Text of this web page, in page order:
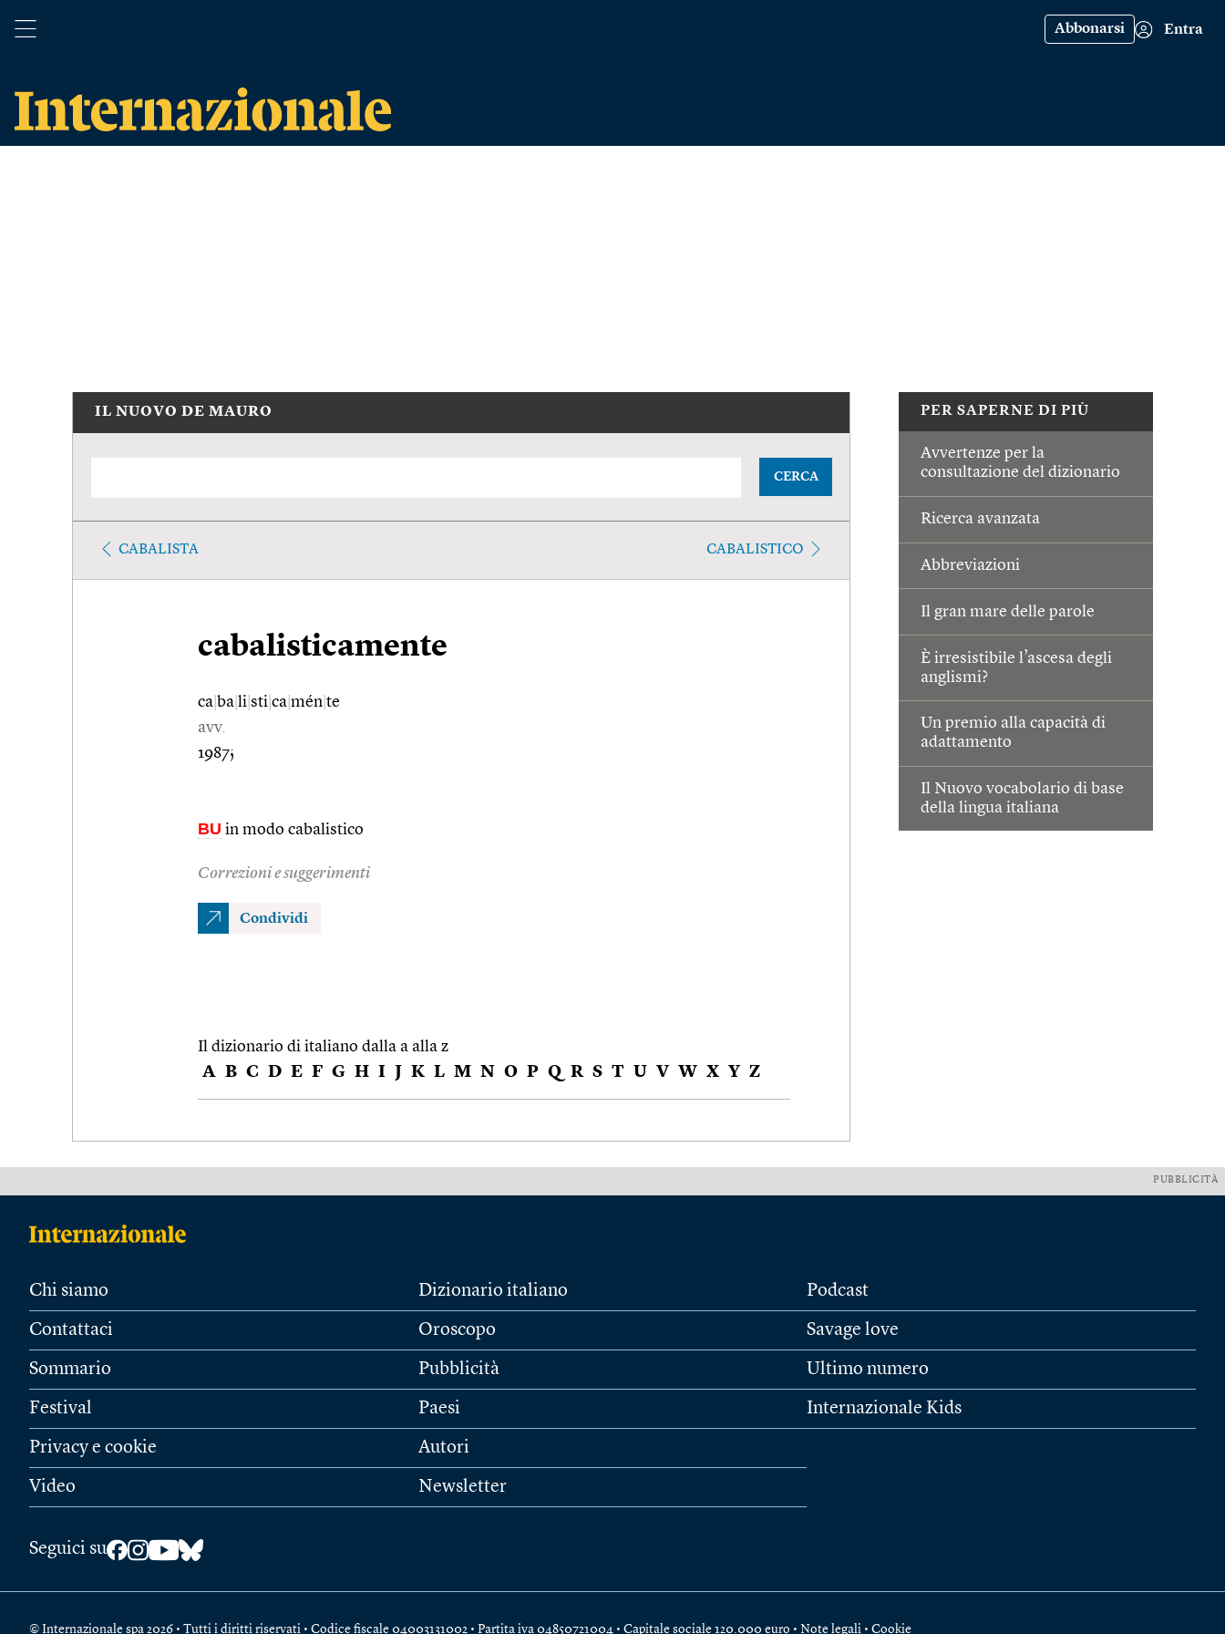
Abbonarsi Entra
PER SAPERNE DI PIÙ
Avvertenze per la
consultazione del dizionario
Ricerca avanzata
Abbreviazioni
Il gran mare delle parole
È irresistibile l’ascesa degli
anglismi?
Un premio alla capacità di
adattamento
Il Nuovo vocabolario di base
della lingua italiana
IL NUOVO DE MAURO
CERCA
CABALISTA CABALISTICO
cabalisticamente
ca ba li sti ca mén te
avv.
1987;
BU in modo cabalistico
Correzioni e suggerimenti
Condividi
Il dizionario di italiano dalla a alla z
A B C D E F G H I J K L M N O P Q R S T U V W X Y Z
PUBBLICITÀ
Chi siamo
Contattaci
Sommario
Festival
Privacy e cookie
Video
Dizionario italiano
Oroscopo
Pubblicità
Paesi
Autori
Newsletter
Podcast
Savage love
Ultimo numero
Internazionale Kids
Seguici su
© Internazionale spa 2026 • Tutti i diritti riservati • Codice fiscale 04003131002 • Partita iva 04850721004 • Capitale sociale 120.000 euro • Note legali • Cookie